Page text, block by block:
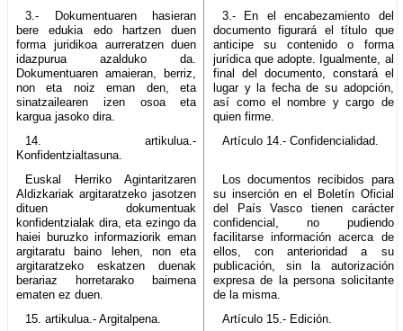
3.- Dokumentuaren hasieran
bere edukia edo hartzen duen
forma juridikoa aurreratzen duen
idazpurua azalduko da.
Dokumentuaren amaieran, berriz,
non eta noiz eman den, eta
sinatzailearen izen osoa eta
kargua jasoko dira.
3.- En el encabezamiento del
documento figurará el título que
anticipe su contenido o forma
jurídica que adopte. Igualmente, al
final del documento, constará el
lugar y la fecha de su adopción,
así como el nombre y cargo de
quien firme.
14. artikulua.-
Konfidentzialtasuna.
Artículo 14.- Confidencialidad.
Euskal Herriko Agintaritzaren
Aldizkariak argitaratzeko jasotzen
dituen dokumentuak
konfidentzialak dira, eta ezingo da
haiei buruzko informaziorik eman
argitaratu baino lehen, non eta
argitaratzeko eskatzen duenak
berariaz horretarako baimena
ematen ez duen.
Los documentos recibidos para
su inserción en el Boletín Oficial
del País Vasco tienen carácter
confidencial, no pudiendo
facilitarse información acerca de
ellos, con anterioridad a su
publicación, sin la autorización
expresa de la persona solicitante
de la misma.
15. artikulua.- Argitalpena.
Artículo 15.- Edición.